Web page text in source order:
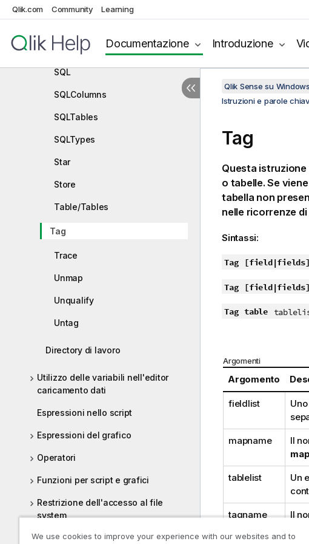
Qlik.com Community Learning
Documentazione Introduzione
Select
Sleep
SQL
SQLColumns
SQLTables
SQLTypes
Star
Store
Table/Tables
Tag
Trace
Unmap
Unqualify
Untag
Directory di lavoro
Utilizzo delle variabili nell'editor
caricamento dati
Espressioni nello script
Espressioni del grafico
Operatori
Funzioni per script e grafici
Restrizione dell'accesso al file
system
Scripting a livello di grafico
Qlik Sense su
Istruzioni e parole
Tag
Questa
o tabelle. Se
tabella non
nelle ricorrenze
Sintassi:
Tag [field|fields]
Tag [field|fields]
Tag table
Argomenti
Argomento
fieldlist
mapname
Il
tablelist
Un
tagname Il
We use cookies to improve your experience with our websites and to